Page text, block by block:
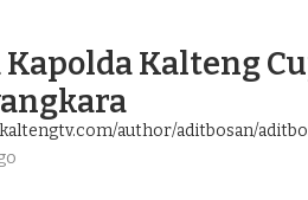
Kapolda Kalteng
author/aditbosan/